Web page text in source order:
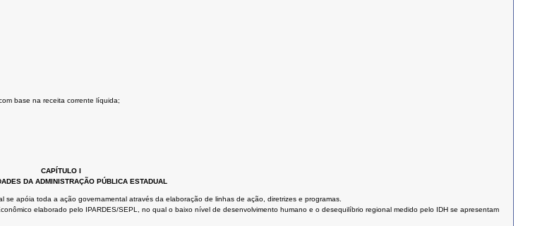
base na receita corrente líquida;
CAPÍTULO I
DA ADMINISTRAÇÃO PÚBLICA ESTADUAL
apóia toda a ação governamental através da elaboração de linhas de ação, diretrizes e programas.
elaborado pelo IPARDES/SEPL, no qual o baixo nível de desenvolvimento humano e o desequilíbrio regional medido pelo IDH se apresentam